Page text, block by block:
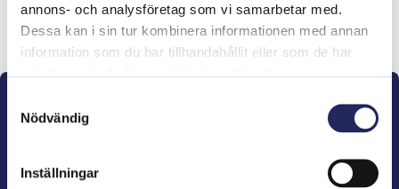
annons- och analysföretag som vi samarbetar med.
Dessa kan i sin tur kombinera informationen med annan
information som du har tillhandahållit eller som de har
Nödvändig
Inställningar
Lahjoita ja liity tähän tiimiin